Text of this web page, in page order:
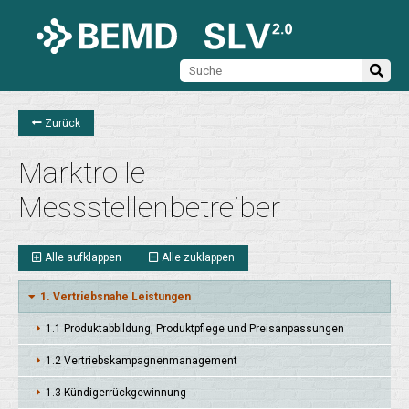
Zurück
Marktrolle
Messstellenbetreiber
Alle aufklappen Alle zuklappen
1. Vertriebsnahe Leistungen
1.1 Produkt­abbil­dung, Produkt­pflege und Preis­anpas­sungen
1.2 Vertriebs­kampagnen­manage­ment
1.3 Kündiger­rückge­win­nung